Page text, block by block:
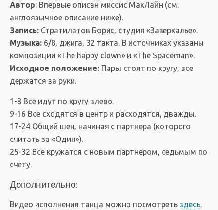
Автор: Впервые описан миссис МакЛайн (см.
англоязычное описание ниже).
Запись: Стратилатов Борис, студия «Зазеркалье».
Музыка: 6/8, джига, 32 такта. В источниках указаны
композиции «The happy clown» и «The Spaceman».
Исходное положение: Пары стоят по кругу, все
держатся за руки.
1-8 Все идут по кругу влево.
9-16 Все сходятся в центр и расходятся, дважды.
17-24 Общий шен, начиная с партнера (которого
считать за «Один»).
25-32 Все кружатся с новым партнером, седьмым по
счету.
Дополнительно:
Видео исполнения танца можно посмотреть здесь.